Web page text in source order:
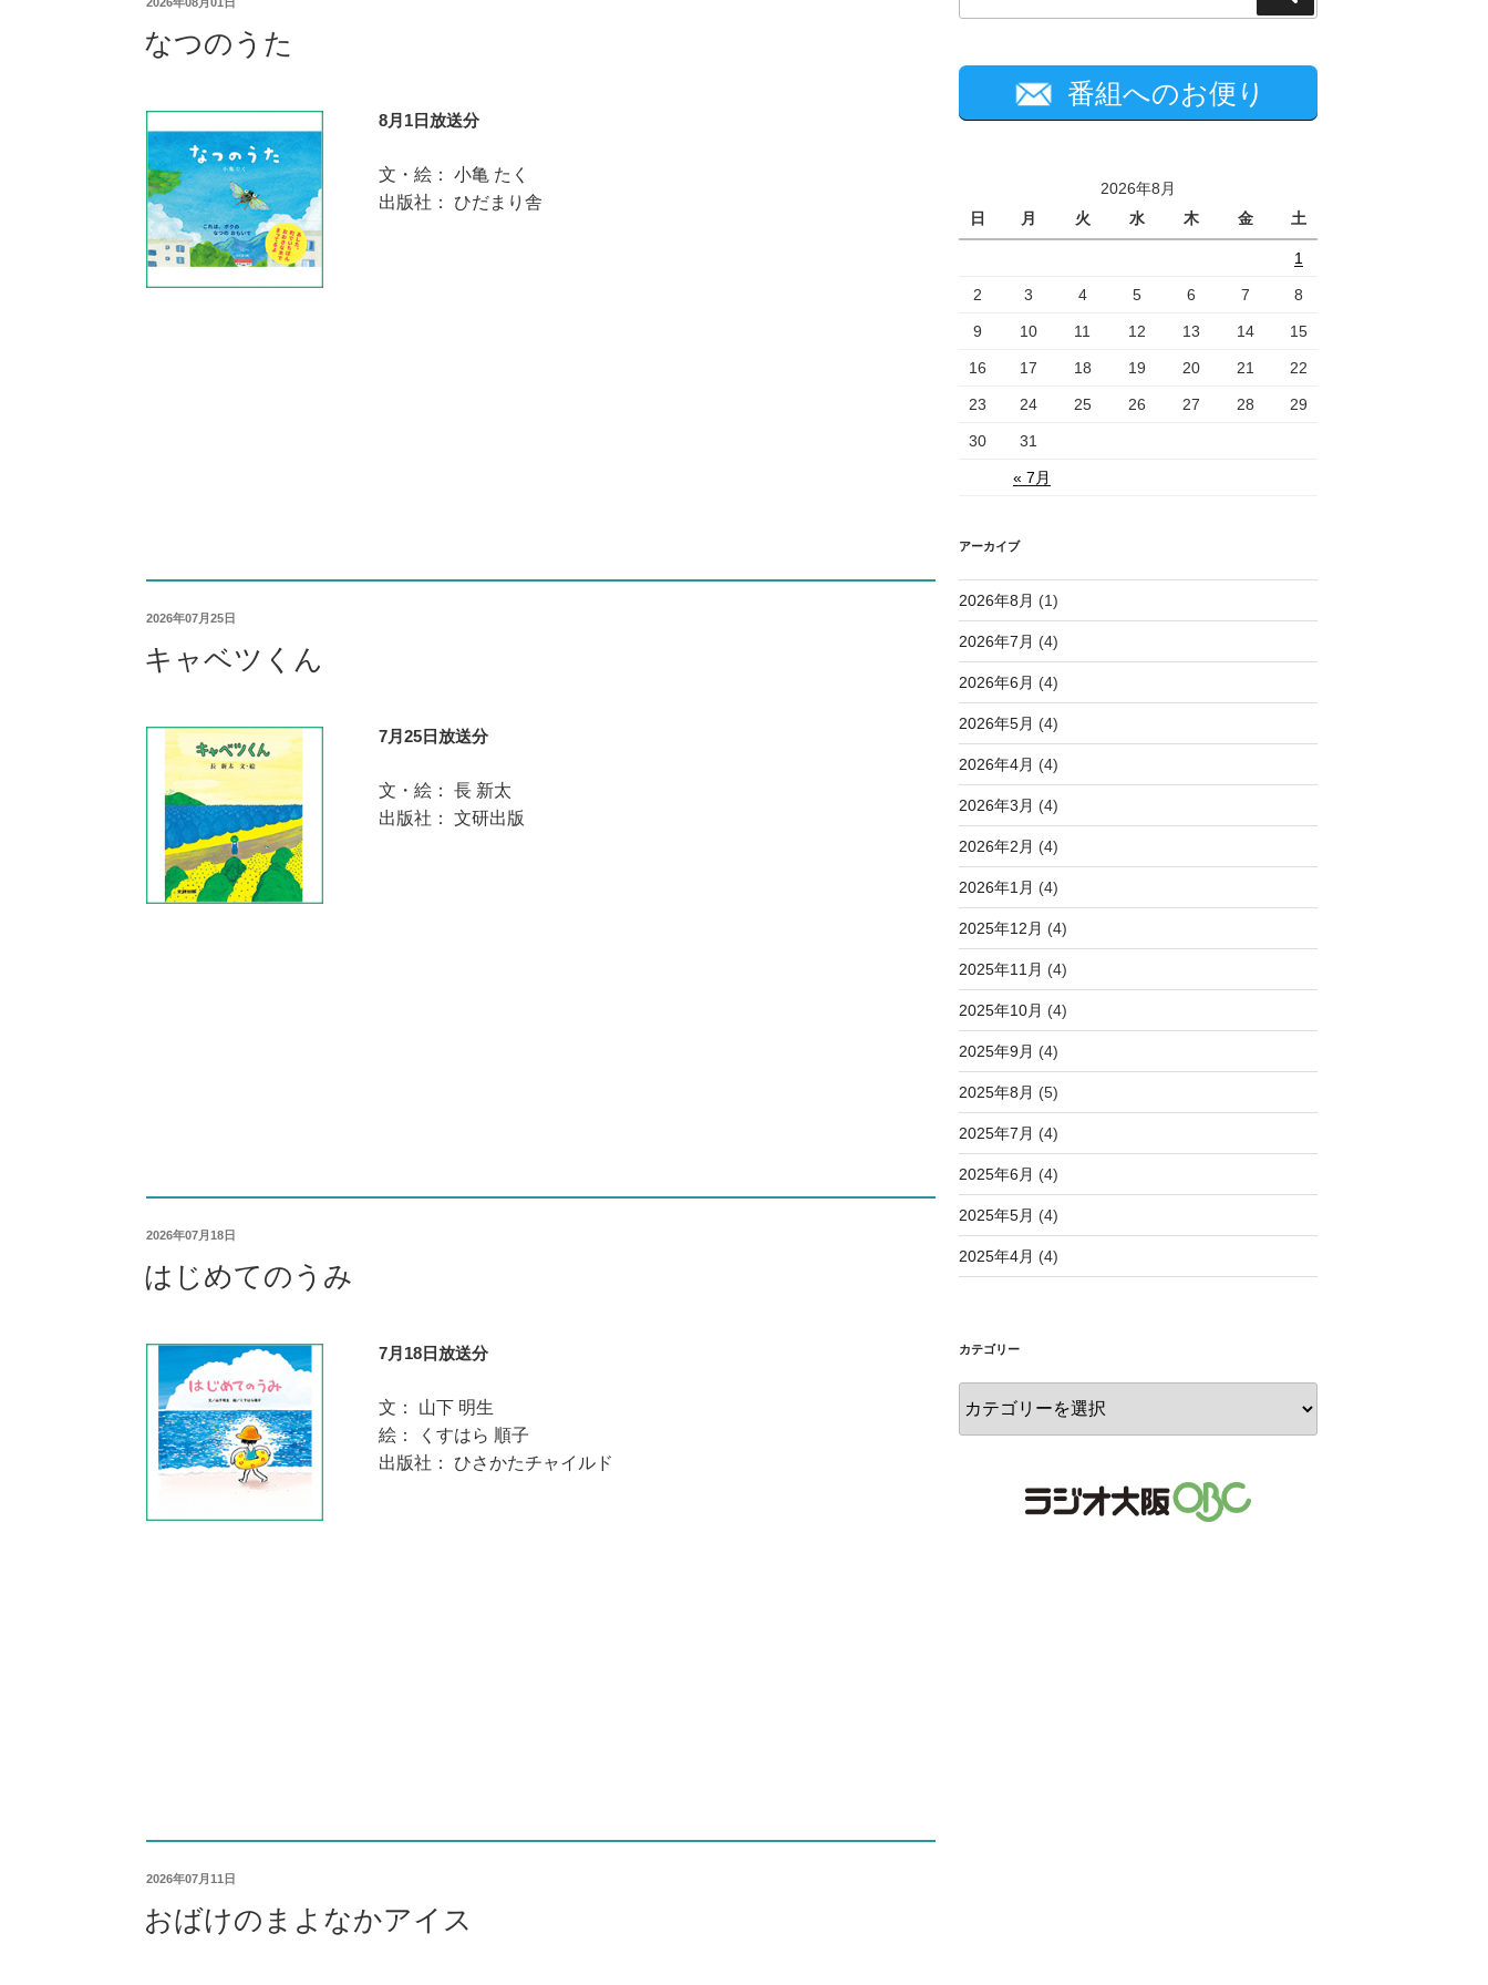
なつのうた
8月1日放送分
文・絵： 小亀 たく
出版社： ひだまり舎
2026年07月25日
キャベツくん
7月25日放送分
文・絵： 長 新太
出版社： 文研出版
2026年07月18日
はじめてのうみ
7月18日放送分
文： 山下 明生
絵： くすはら 順子
出版社： ひさかたチャイルド
2026年07月11日
おばけのまよなかアイス
番組へのお便り
2026年8月
日
月 火 水 木 金 土
« 7月
1
2 3 4 5 6 7 8
9 10 11 12 13 14 15
16 17 18 19 20 21 22
23 24 25 26 27 28 29
30 31
アーカイブ
2026年8月 (1)
2026年7月 (4)
2026年6月 (4)
2026年5月 (4)
2026年4月 (4)
2026年3月 (4)
2026年2月 (4)
2026年1月 (4)
2025年12月 (4)
2025年11月 (4)
2025年10月 (4)
2025年9月 (4)
2025年8月 (5)
2025年7月 (4)
2025年6月 (4)
2025年5月 (4)
2025年4月 (4)
カテゴリー